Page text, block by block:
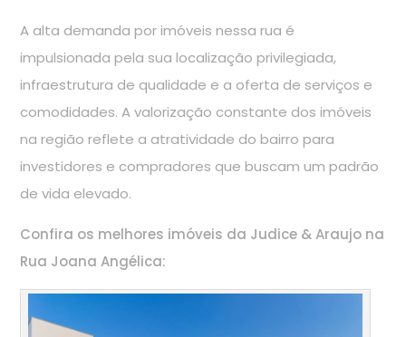
A alta demanda por imóveis nessa rua é
impulsionada pela sua localização privilegiada,
infraestrutura de qualidade e a oferta de serviços e
comodidades. A valorização constante dos imóveis
na região reflete a atratividade do bairro para
investidores e compradores que buscam um padrão
de vida elevado.
Confira os melhores imóveis da Judice & Araujo na
Rua Joana Angélica: